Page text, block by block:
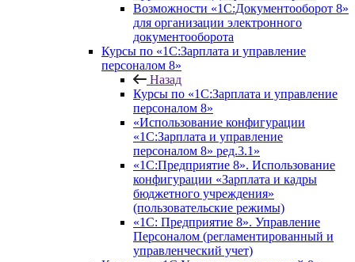
Возможности «1С:Документооборот 8»
для организации электронного
документооборота
Курсы по «1С:Зарплата и управление
персоналом 8»
Назад
Курсы по «1С:Зарплата и управление
персоналом 8»
«Использование конфигурации
«1С:Зарплата и управление
персоналом 8» ред.3.1»
«1С:Предприятие 8». Использование
конфигурации «Зарплата и кадры
бюджетного учреждения»
(пользовательские режимы)
«1С: Предприятие 8». Управление
Персоналом (регламентированный и
управленческий учет)